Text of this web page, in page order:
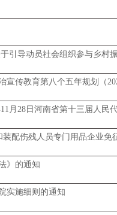
引导动员社会组织参与乡村
宣传教育第八个五年规划（
月28日河南省第十三届人民
配伤残人员专门用品企业免
》的通知
实施细则的通知